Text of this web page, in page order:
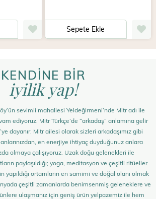
Sepete Ekle
KENDİNE BİR
iyilik yap!
sevimli mahallesi Yeldeğirmeni’nde Mitr adı ile
ediyoruz. Mitr Türkçe’de “arkadaş” anlamına gelir
dayanır. Mitr ailesi olarak sizleri arkadaşımız gibi
en enerjiye ihtiyaç duyduğunuz anlara
olmaya çalışıyoruz. Uzak doğu gelenekleri ile
paylaşıldığı; yoga, meditasyon ve çeşitli ritüeller
yapıldığı ortamların en samimi ve doğal olanı olmak
çeşitli zamanlarda benimsenmiş geleneklere ve
ulaşmanız için geniş ürün yelpazemiz ile hem